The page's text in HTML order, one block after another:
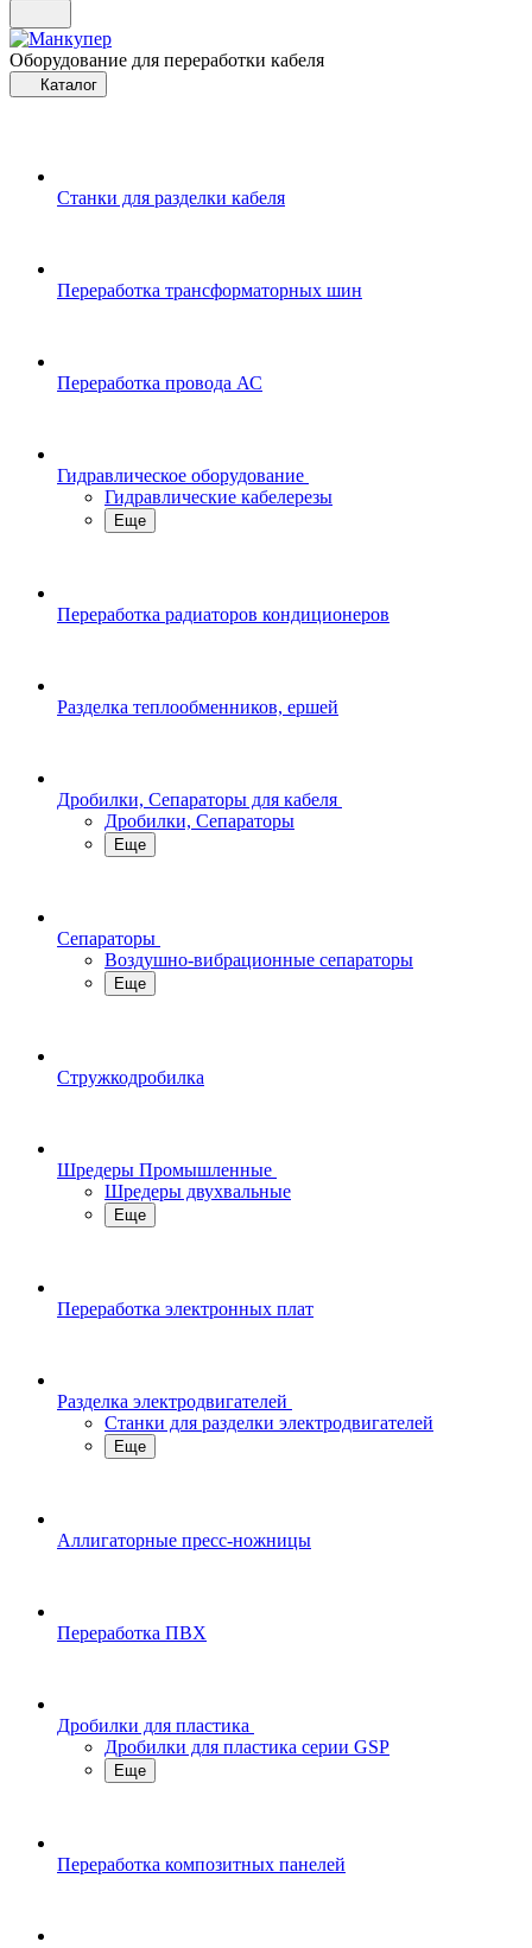
Оборудование для переработки кабеля
Каталог
Станки для разделки кабеля
Переработка трансформаторных шин
Переработка провода АС
Гидравлическое оборудование
Гидравлические кабелерезы
Еще
Переработка радиаторов кондиционеров
Разделка теплообменников, ершей
Дробилки, Сепараторы для кабеля
Дробилки, Сепараторы
Еще
Сепараторы
Воздушно-вибрационные сепараторы
Еще
Стружкодробилка
Шредеры Промышленные
Шредеры двухвальные
Еще
Переработка электронных плат
Разделка электродвигателей
Станки для разделки электродвигателей
Еще
Аллигаторные пресс-ножницы
Переработка ПВХ
Дробилки для пластика
Дробилки для пластика серии GSP
Еще
Переработка композитных панелей